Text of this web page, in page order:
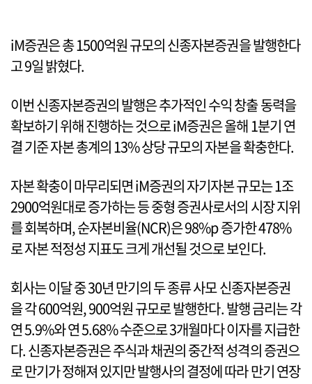
iM증권은 총 1500억원 규모의 신종자본증권을 발행한다
고 9일 밝혔다.
이번 신종자본증권의 발행은 추가적인 수익 창출 동력을
확보하기 위해 진행하는 것으로 iM증권은 올해 1분기 연
결 기준 자본 총계의 13% 상당 규모의 자본을 확충한다.
자본 확충이 마무리되면 iM증권의 자기자본 규모는 1조
2900억원대로 증가하는 등 중형 증권사로서의 시장 지위
를 회복하며, 순자본비율(NCR)은 98%p 증가한 478%
로 자본 적정성 지표도 크게 개선될 것으로 보인다.
회사는 이달 중 30년 만기의 두 종류 사모 신종자본증권
을 각 600억원, 900억원 규모로 발행한다. 발행 금리는 각
연 5.9%와 연 5.68% 수준으로 3개월마다 이자를 지급한
다. 신종자본증권은 주식과 채권의 중간적 성격의 증권으
로 만기가 정해져 있지만 발행사의 결정에 따라 만기 연장